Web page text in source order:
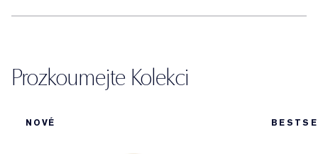
Prozkoumejte Kolekci
NOVÉ